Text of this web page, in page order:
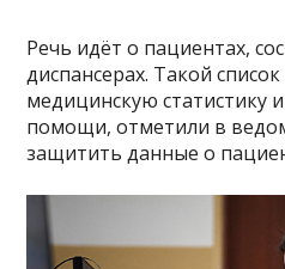
Речь идёт о пациентах,
диспансерах. Такой
медицинскую статистику
помощи, отметили в
защитить данные о